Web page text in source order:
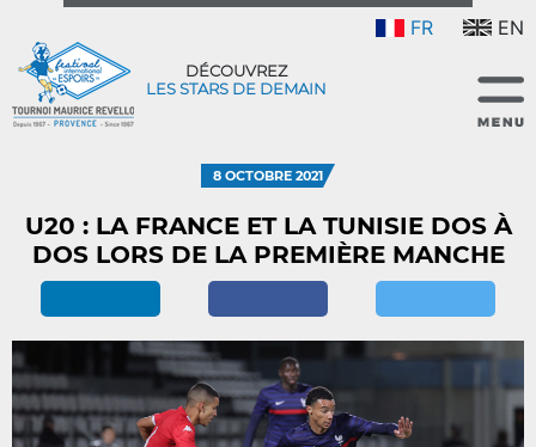
FR EN
DÉCOUVREZ
LES STARS DE DEMAIN
8 OCTOBRE 2021
U20 : LA FRANCE ET LA TUNISIE DOS À
DOS LORS DE LA PREMIÈRE MANCHE